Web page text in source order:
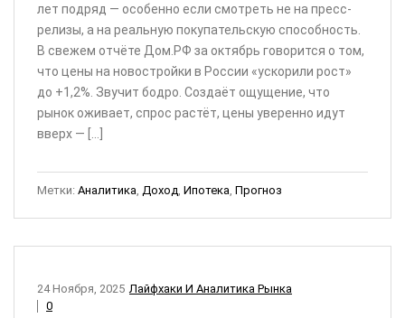
лет подряд — особенно если смотреть не на пресс-
релизы, а на реальную покупательскую способность.
В свежем отчёте Дом.РФ за октябрь говорится о том,
что цены на новостройки в России «ускорили рост»
до +1,2%. Звучит бодро. Создаёт ощущение, что
рынок оживает, спрос растёт, цены уверенно идут
вверх — […]
Метки: Аналитика Доход Ипотека Прогноз
Лайфхаки И Аналитика Рынка
24 Ноября, 2025
0